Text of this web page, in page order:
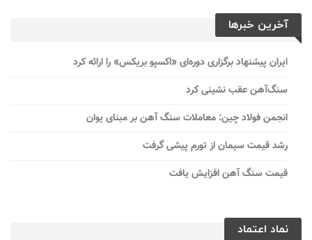
آخرین خبرها
ایران پیشنهاد برگزاری دوره‌ای «اکسپو بریکس» را ارائه کرد
سنگ‌آهن عقب نشینی کرد
انجمن فولاد چین: معاملات سنگ آهن بر مبنای یوان
رشد قیمت سیمان از تورم پیشی گرفت
قیمت سنگ آهن افزایش یافت
نماد اعتماد